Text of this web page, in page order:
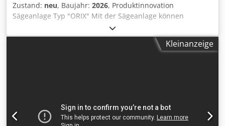
Zustand: neu, Baujahr: 2026, Produktinnovation
Sägeanlage Typ "ORIX" Mit der Sägeanlage können
verschiedenste Aluminiumprofile vollautomatisch
abgearbeitet werden. Die Maschine besteht aus einem
stabilen Untergestell. Zur Positionierung des
Boschprofile zersägen. Der Auflagetisch besteht aus
verfahrbaren Rollen die je nach Abschnittlänge jeweils auf
Kleinanzeige